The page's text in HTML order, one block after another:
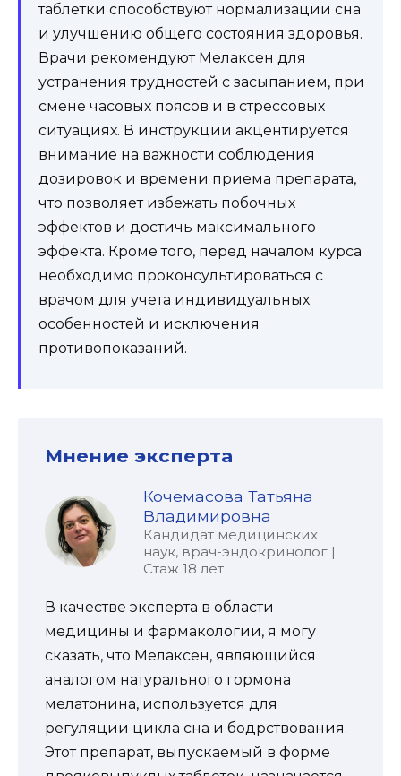
таблетки способствуют нормализации сна
и улучшению общего состояния здоровья.
Врачи рекомендуют Мелаксен для
устранения трудностей с засыпанием, при
смене часовых поясов и в стрессовых
ситуациях. В инструкции акцентируется
внимание на важности соблюдения
дозировок и времени приема препарата,
что позволяет избежать побочных
эффектов и достичь максимального
эффекта. Кроме того, перед началом курса
необходимо проконсультироваться с
врачом для учета индивидуальных
особенностей и исключения
противопоказаний.
Мнение эксперта
Кочемасова Татьяна
Владимировна
Кандидат медицинских
наук, врач-эндокринолог |
Стаж 18 лет
В качестве эксперта в области
медицины и фармакологии, я могу
сказать, что Мелаксен, являющийся
аналогом натурального гормона
мелатонина, используется для
регуляции цикла сна и бодрствования.
Этот препарат, выпускаемый в форме